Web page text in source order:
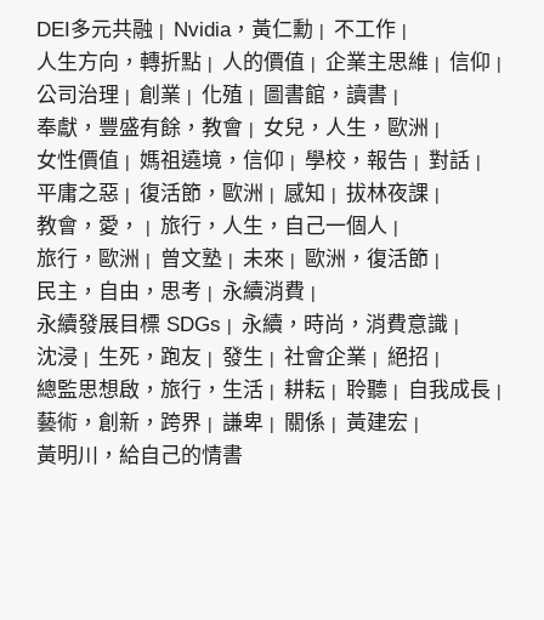
DEI多元共融 Nvidia，黃仁勳
不工作
人生方向，轉折點
人的價值 企業主思維
信仰
公司治理
創業 化殖
圖書館，讀書
奉獻，豐盛有餘，教會
女兒，人生，歐洲
女性價值
媽祖遶境，信仰 學校，報告
對話
平庸之惡
復活節，歐洲 感知
拔林夜課
教會，愛，
旅行，人生，自己一個人
旅行，歐洲
曾文塾 未來
歐洲，復活節
民主，自由，思考
永續消費
永續發展目標 SDGs
永續，時尚，消費意識
沈浸
生死，跑友 發生 社會企業
絕招
總監思想啟，旅行，生活
耕耘 聆聽
自我成長
藝術，創新，跨界
謙卑 關係
黃建宏
黃明川，給自己的情書